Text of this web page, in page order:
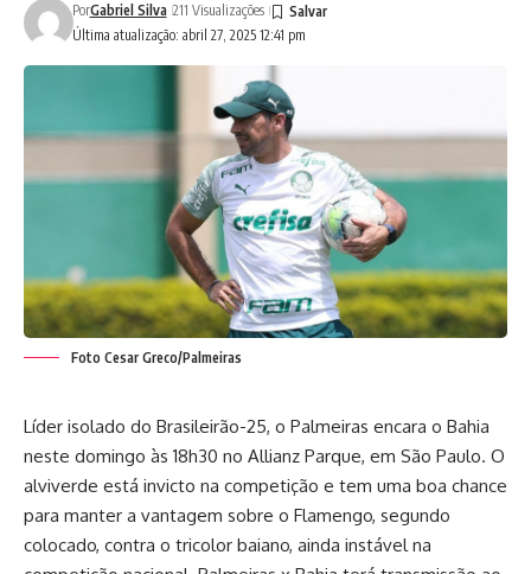
Última atualização: abril 27, 2025 12:41 pm
PorGabriel Silva 211 Visualizações
Foto Cesar Greco/Palmeiras
Líder isolado do Brasileirão-25, o Palmeiras encara o Bahia
neste domingo às 18h30 no Allianz Parque, em São Paulo. O
alviverde está invicto na competição e tem uma boa chance
para manter a vantagem sobre o Flamengo, segundo
colocado, contra o tricolor baiano, ainda instável na